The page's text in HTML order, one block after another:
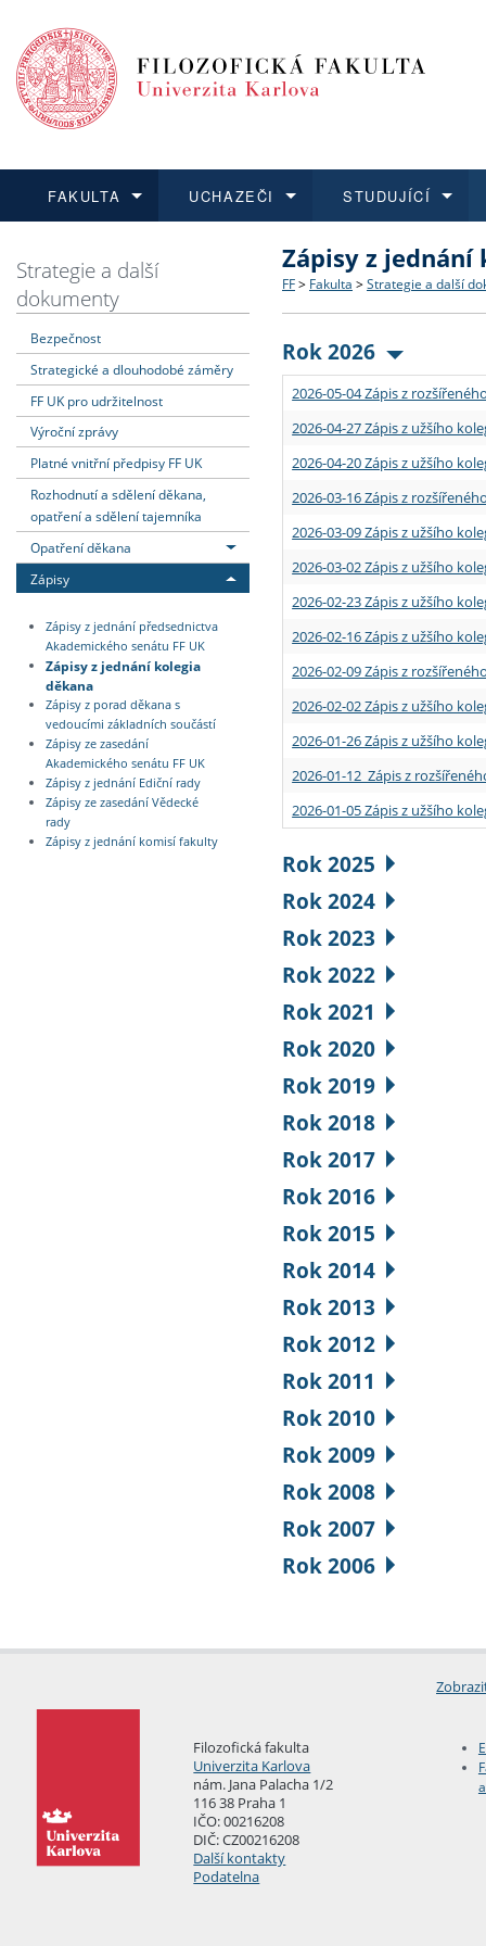
FAKULTA
Dozvědět se více
Struktura a historie
Strategie a další
Podpora a benefity pro
Absolventi fakulty
UCHAZEČI
Podat přihlášku
Co studovat a jak se
Učitelské studijní
Informace k průběhu
STUDUJÍCÍ
Dozvědět se více
Bakalářské a magisterské
Doktorské studium
Rigorózní řízení
Dozvědět se více
O vědě a výzkumu na FF
Akademické kvalifikace
Granty a projekty
Dozvědět se více
Aktuální nabídky a
Vyjíždějící studenti
Přijíždějící studenti
Vyjíždějící zaměstnanci
Strategie a další
dokumenty
Bezpečnost
Strategické a dlouhodobé záměry
FF UK pro udržitelnost
Výroční zprávy
Platné vnitřní předpisy FF UK
Rozhodnutí a sdělení děkana,
opatření a sdělení tajemníka
Opatření děkana
Zápisy
Zápisy z jednání předsednictva
Akademického senátu FF UK
Zápisy z jednání kolegia
děkana
Zápisy z porad děkana s
vedoucími základních součástí
Zápisy ze zasedání
Akademického senátu FF UK
Zápisy z jednání Ediční rady
Zápisy ze zasedání Vědecké
rady
Zápisy z jednání komisí fakulty
Zápisy z jednání
FF > Fakulta > Strategie a další
Rok 2026
2026-05-04 Zápis z
2026-04-27 Zápis z užšího
2026-04-20 Zápis z užšího
2026-03-16 Zápis z
2026-03-09 Zápis z užšího
2026-03-02 Zápis z užšího
2026-02-23 Zápis z užšího
2026-02-16 Zápis z užšího
2026-02-09 Zápis z
2026-02-02 Zápis z užšího
2026-01-26 Zápis z užšího
2026-01-12 Zápis z
2026-01-05 Zápis z užšího
Rok 2025
Rok 2024
Rok 2023
Rok 2022
Rok 2021
Rok 2020
Rok 2019
Rok 2018
Rok 2017
Rok 2016
Rok 2015
Rok 2014
Rok 2013
Rok 2012
Rok 2011
Rok 2010
Rok 2009
Rok 2008
Rok 2007
Rok 2006
Filozofická fakulta
Univerzita Karlova
nám. Jana Palacha 1/2
116 38 Praha 1
IČO: 00216208
DIČ: CZ00216208
Další kontakty
Podatelna